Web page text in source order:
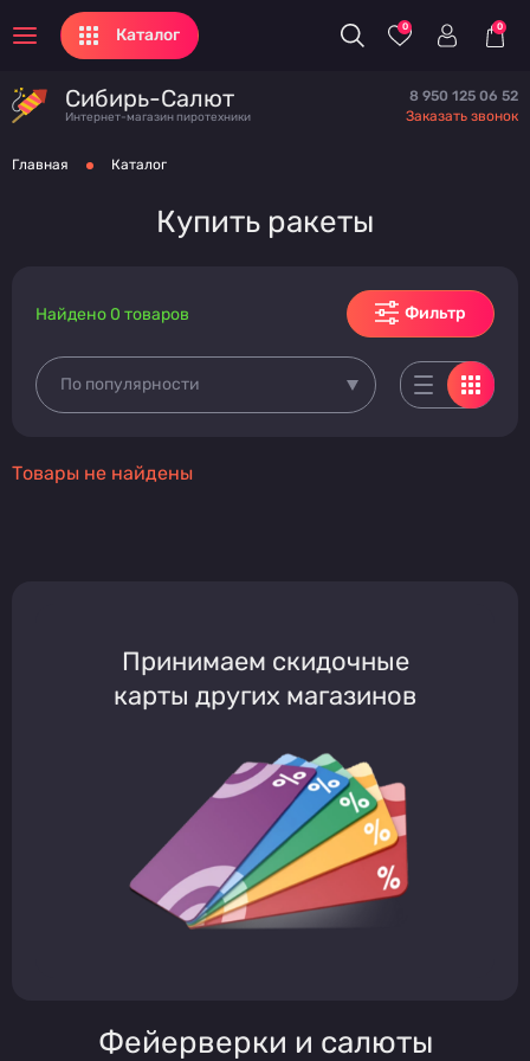
Каталог 0 0
Сибирь-Салют
Интернет-магазин пиротехники
8 950 125 06 52
Заказать звонок
Главная Каталог
Купить ракеты
Фильтр
По популярности
Найдено 0 товаров
Товары не найдены
Принимаем скидочные
карты других магазинов
Фейерверки и салюты